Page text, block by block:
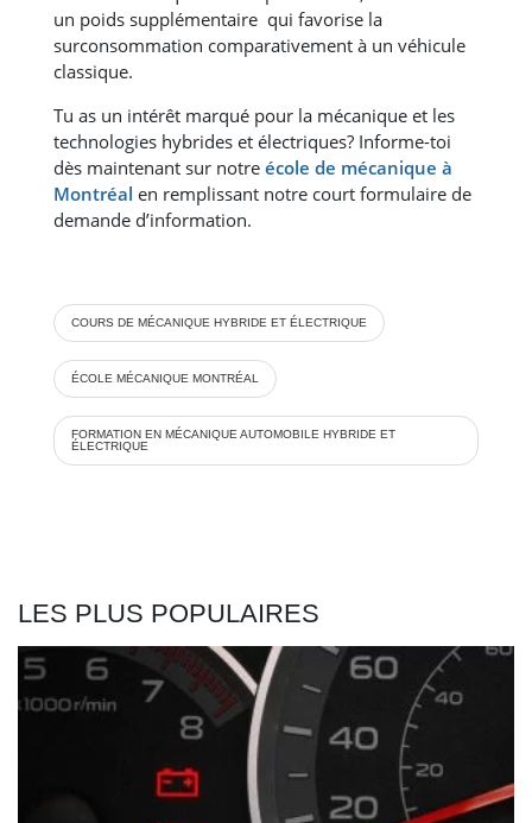
un poids supplémentaire qui favorise la
surconsommation comparativement à un véhicule
classique.
Tu as un intérêt marqué pour la mécanique et les
technologies hybrides et électriques? Informe-toi
dès maintenant sur notre école de mécanique à
Montréal en remplissant notre court formulaire de
demande d’information.
COURS DE MÉCANIQUE HYBRIDE ET ÉLECTRIQUE
ÉCOLE MÉCANIQUE MONTRÉAL
FORMATION EN MÉCANIQUE AUTOMOBILE HYBRIDE ET
ÉLECTRIQUE
LES PLUS POPULAIRES